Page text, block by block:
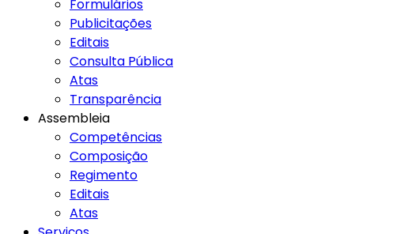
Formulários
Publicitações
Editais
Consulta Pública
Atas
Transparência
Assembleia
Competências
Composição
Regimento
Editais
Atas